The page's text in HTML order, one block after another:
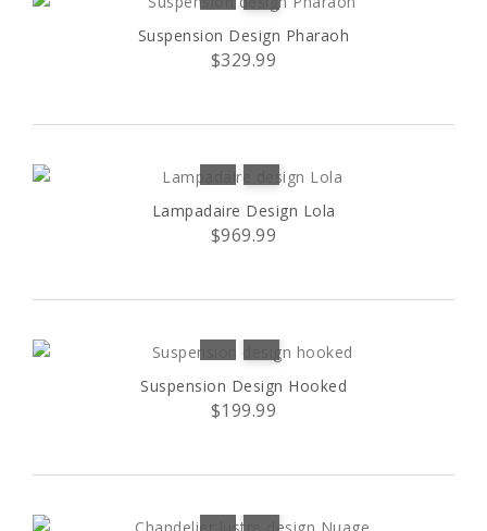
Suspension Design Pharaoh
$329.99
Lampadaire Design Lola
$969.99
Suspension Design Hooked
$199.99